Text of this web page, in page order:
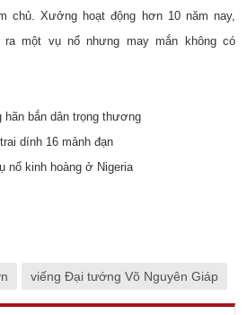
chủ. Xưởng hoạt động hơn 10 năm nay,
một vụ nổ nhưng may mắn không có
hãn bắn dân trọng thương
dính 16 mảnh đạn
nổ kinh hoàng ở Nigeria
viếng Đại tướng Võ Nguyên Giáp